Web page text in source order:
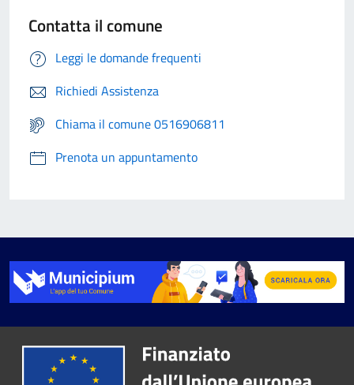
Contatta il comune
Leggi le domande frequenti
Richiedi Assistenza
Chiama il comune 0516906811
Prenota un appuntamento